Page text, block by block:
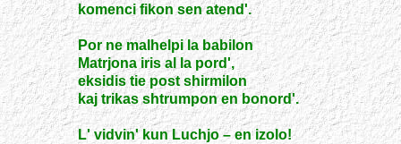
komenci fikon sen atend'.
Por ne malhelpi la babilon
Matrjona iris al la pord',
eksidis tie post shirmilon
kaj trikas shtrumpon en bonord'.
L' vidvin' kun Luchjo – en izolo!